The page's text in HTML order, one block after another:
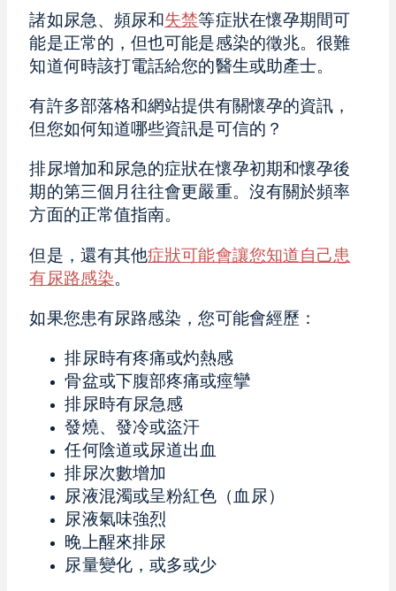
諸如尿急、頻尿和失禁等症狀在懷孕期間可
能是正常的，但也可能是感染的徵兆。很難
知道何時該打電話給您的醫生或助產士。
有許多部落格和網站提供有關懷孕的資訊，
但您如何知道哪些資訊是可信的？
排尿增加和尿急的症狀在懷孕初期和懷孕後
期的第三個月往往會更嚴重。沒有關於頻率
方面的正常值指南。
但是，還有其他症狀可能會讓您知道自己患
有尿路感染。
如果您患有尿路感染，您可能會經歷：
排尿時有疼痛或灼熱感
骨盆或下腹部疼痛或痙攣
排尿時有尿急感
發燒、發冷或盜汗
任何陰道或尿道出血
排尿次數增加
尿液混濁或呈粉紅色（血尿）
尿液氣味強烈
晚上醒來排尿
尿量變化，或多或少